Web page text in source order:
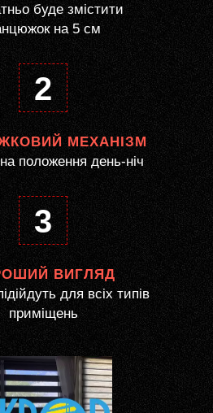
буде змістити
на 5 см
2
МЕХАНІЗМ
положення день-ніч
3
ВИГЛЯД
для всіх типів
приміщень